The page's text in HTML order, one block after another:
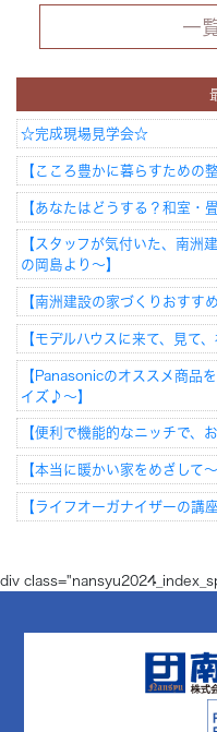
一
☆完成現場見学会☆
【こころ豊かに暮らすための
【あなたはどうする？和室・
【スタッフが気付いた、南洲
の岡島より～】
【南洲建設の家づくりおすす
【モデルハウスに来て、見て
【Panasonicのオススメ商品
イズ♪～】
【便利で機能的なニッチで、
【本当に暖かい家をめざして
【ライフオーガナイザーの講
div